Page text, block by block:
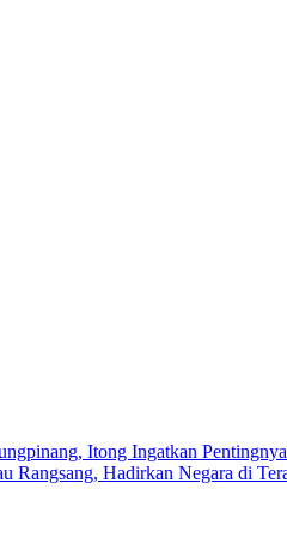
Itong Ingatkan
Rangsang, Hadirkan Negara di